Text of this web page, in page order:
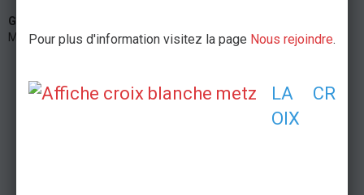
Gîte des crapauds
Moselle France
Pour plus d'information visitez la page Nous rejoindre.
LA CR
OIX